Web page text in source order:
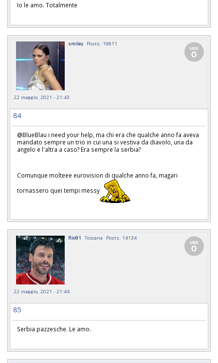
Io le amo. Totalmente
smiley Posts: 19811
22 maggio, 2021 - 21:43
84
@BlueBlau i need your help, ma chi era che qualche anno fa aveva
mandato sempre un trio in cui una si vestiva da diavolo, una da
angelo e l'altra a caso? Era sempre la serbia?
Comunque molteee eurovision di qualche anno fa, magari
tornassero quei tempi messy
Rio91 Toscana Posts: 14134
22 maggio, 2021 - 21:44
85
Serbia pazzesche. Le amo.